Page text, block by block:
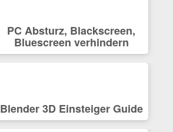
PC Absturz, Blackscreen,
Bluescreen verhindern
Blender 3D Einsteiger Guide